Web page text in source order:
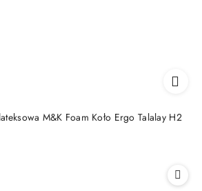
M&K Foam Koło Ergo Talalay H2